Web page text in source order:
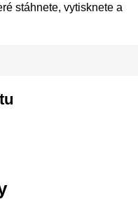
stáhnete, vytisknete a